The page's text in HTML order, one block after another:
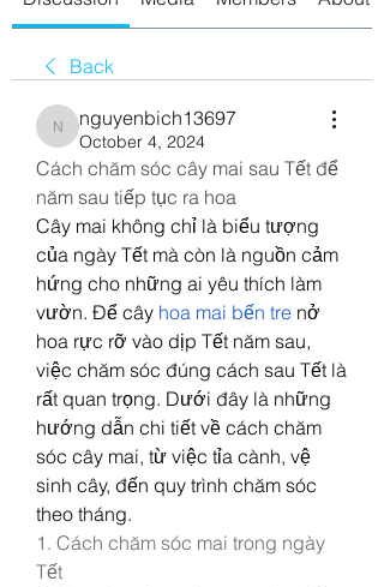
Back
nguyenbich13697
nguyenbich13697
October 4, 2024
Cách chăm sóc cây mai sau Tết để
năm sau tiếp tục ra hoa
Cây mai không chỉ là biểu tượng
của ngày Tết mà còn là nguồn cảm
hứng cho những ai yêu thích làm
vườn. Để cây hoa mai bến tre nở
hoa rực rỡ vào dịp Tết năm sau,
việc chăm sóc đúng cách sau Tết là
rất quan trọng. Dưới đây là những
hướng dẫn chi tiết về cách chăm
sóc cây mai, từ việc tỉa cành, vệ
sinh cây, đến quy trình chăm sóc
theo tháng.
1. Cách chăm sóc mai trong ngày
Tết